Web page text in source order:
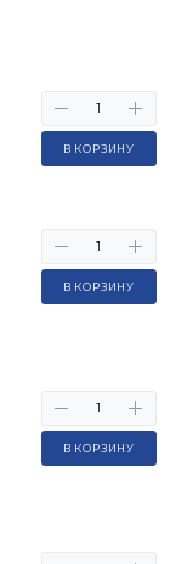
В КОРЗИНУ
В КОРЗИНУ
В КОРЗИНУ